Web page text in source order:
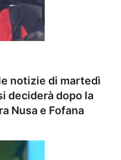
notizie di martedì
deciderà dopo la
Nusa e Fofana